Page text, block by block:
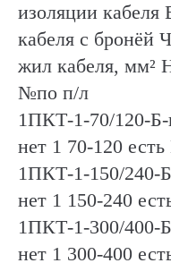
изоляции кабеля
кабеля с бронёй
жил кабеля, мм²
№по п/л
1ПКТ-1-70/120-Б-
нет 1 70-120
1ПКТ-1-150/240-
нет 1 150-240
1ПКТ-1-300/400-
нет 1 300-400